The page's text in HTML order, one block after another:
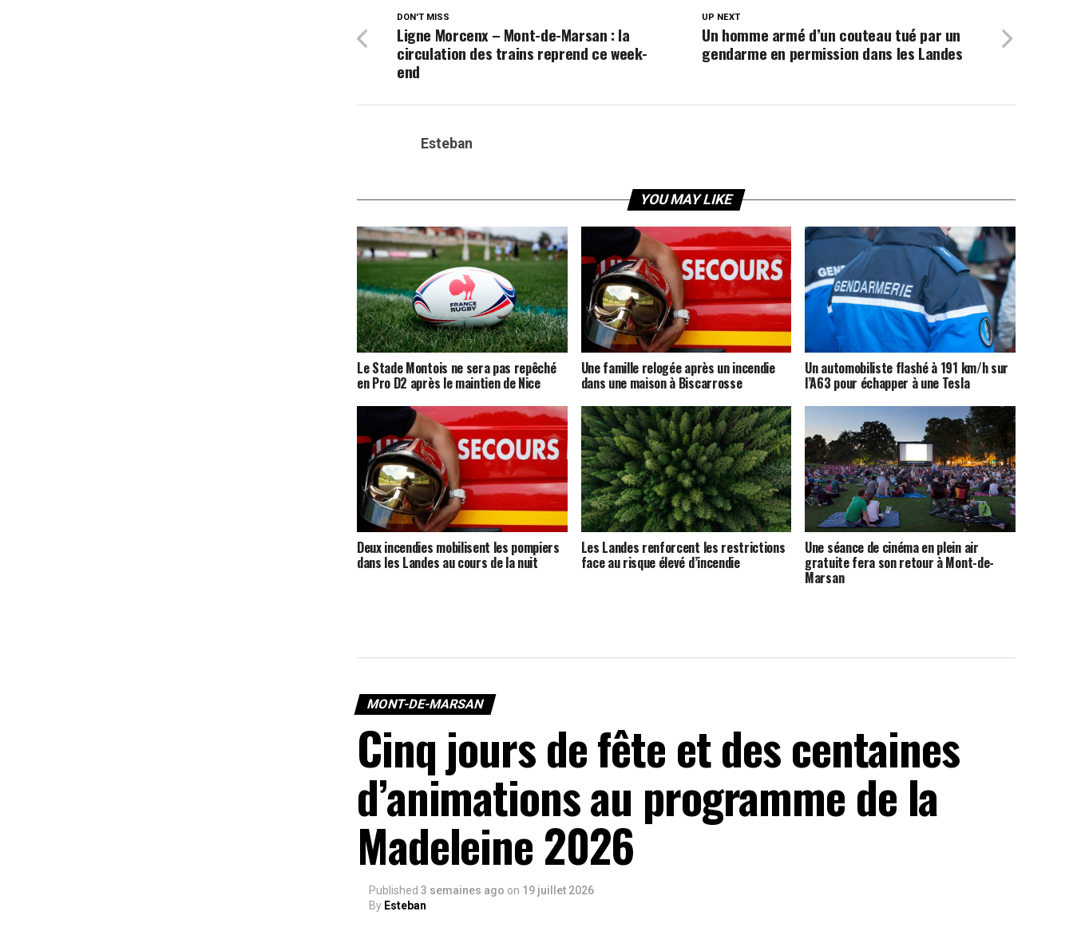
UP NEXT
Un homme armé d’un couteau tué par un
gendarme en permission dans les Landes
DON'T MISS
Ligne Morcenx – Mont-de-Marsan : la
circulation des trains reprend ce week-
end
Esteban
YOU MAY LIKE
Le Stade Montois ne sera pas repêché
en Pro D2 après le maintien de Nice
Une famille relogée après un incendie
dans une maison à Biscarrosse
Un automobiliste flashé à 191 km/h sur
l’A63 pour échapper à une Tesla
Deux incendies mobilisent les pompiers
dans les Landes au cours de la nuit
Les Landes renforcent les restrictions
face au risque élevé d’incendie
Une séance de cinéma en plein air
gratuite fera son retour à Mont-de-
Marsan
MONT-DE-MARSAN
Cinq jours de fête et des centaines
d’animations au programme de la
Madeleine 2026
Published 3 semaines ago on 19 juillet 2026
By Esteban